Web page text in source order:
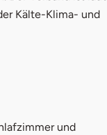
Kälte-Klima- und
und